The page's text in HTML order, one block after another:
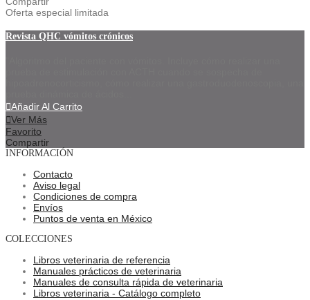
Oferta especial limitada
Revista QHC vómitos crónicos
Añadir Al Carrito
Ver Más
Favorito
Compartir
INFORMACIÓN
Contacto
Aviso legal
Condiciones de compra
Envíos
Puntos de venta en México
COLECCIONES
Libros veterinaria de referencia
Manuales prácticos de veterinaria
Manuales de consulta rápida de veterinaria
Libros veterinaria - Catálogo completo